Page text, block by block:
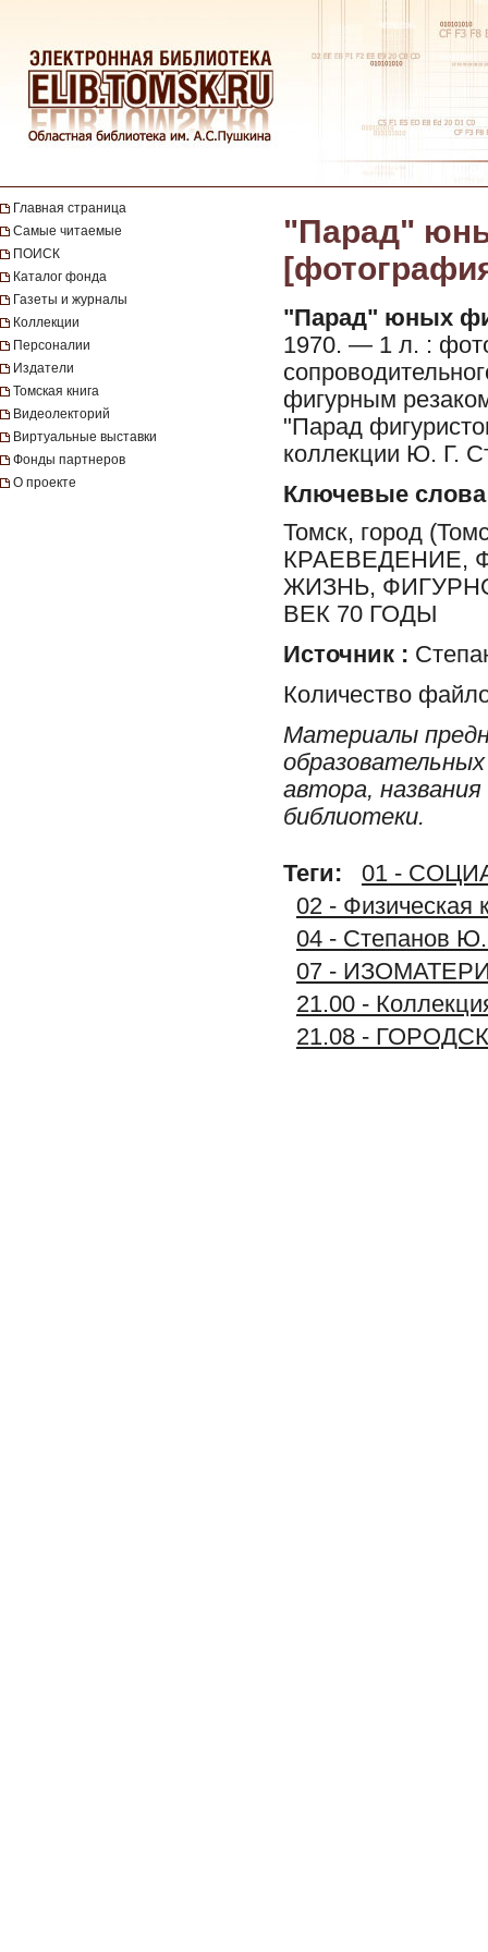
Главная страница
Самые читаемые
ПОИСК
Каталог фонда
Газеты и журналы
Коллекции
Персоналии
Издатели
Томская книга
Видеолекторий
Виртуальные выставки
Фонды партнеров
О проекте
"Парад"
"Парад" юных
1970. — 1 л. :
фигурным
"Парад
коллекции Ю. Г.
Ключевые слова
Томск, город
КРАЕВЕДЕНИЕ,
ЖИЗНЬ,
ВЕК 70 ГОДЫ
Источник :
Количество
Материалы
автора,
библиотеки.
Теги:
01 -
02 - Физическая
04 - Степанов Ю.
07 -
21.00 -
21.08 -